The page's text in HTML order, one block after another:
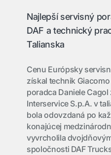
Najlepší servisný
DAF a technický
Talianska
Cenu Európsky
získal technik
poradca Daniele
Interservice S.p.A. v
bola odovzdaná po
konajúcej
vyvrcholila
spoločnosti DAF